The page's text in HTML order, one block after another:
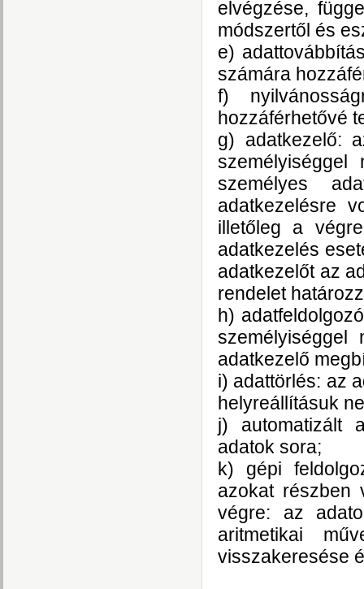
elvégzése,
módszertől és
e)
számára
f)
hozzáférhetővé
g) adatkezelő:
személyes
adatkezelésre
illetőleg a
adatkezelés
adatkezelőt az
rendelet
h)
adatkezelő
i) adattörlés: az
helyreállításuk
j) automatizált
adatok sora;
k) gépi
azokat részben
végre: az
aritmetikai
visszakeresése